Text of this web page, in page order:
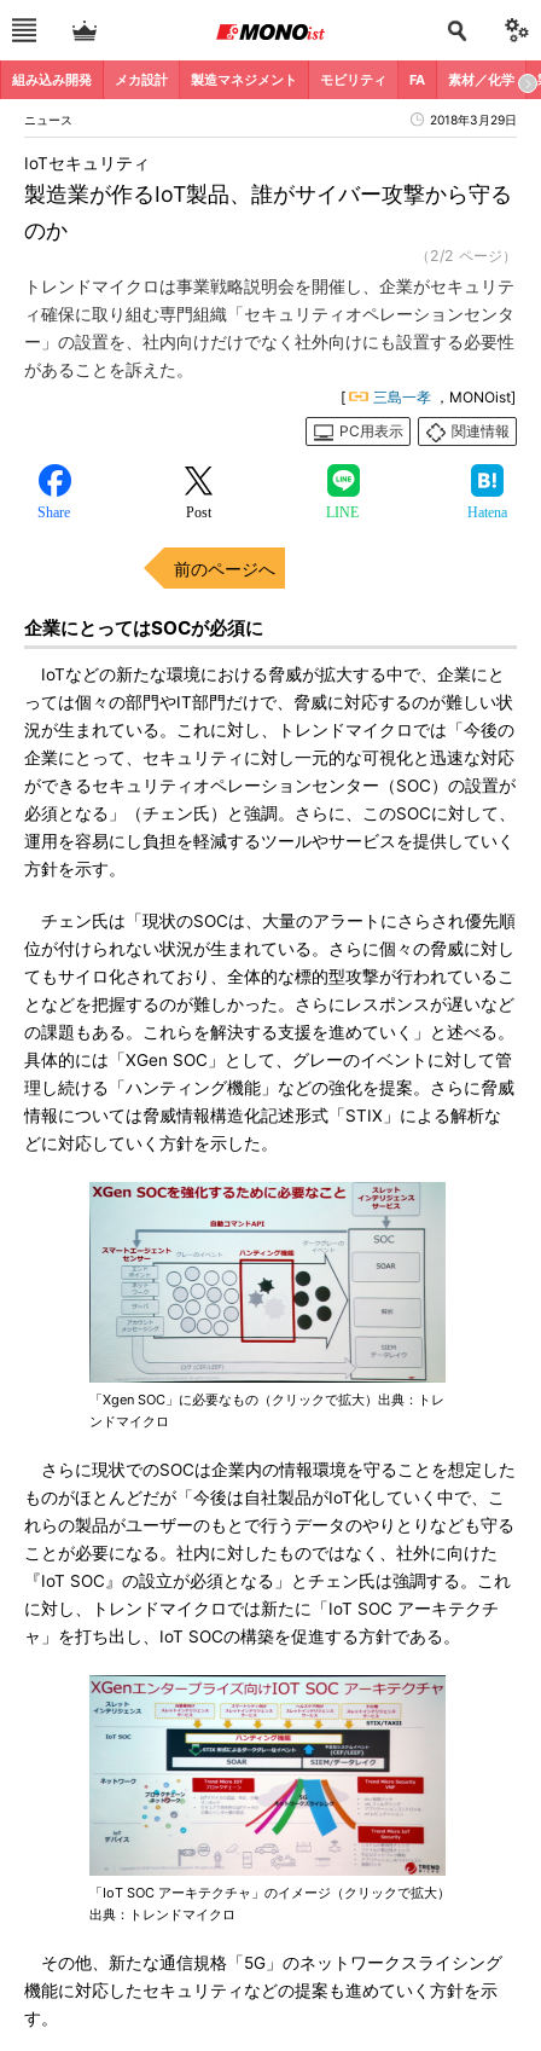
組み込み開発 メカ設計 製造マネジメント モビリティ FA 素材／化学
ニュース 2018年3月29日
製造業が作るIoT製品、誰がサイバー攻撃から守る
のか
IoTセキュリティ
（2/2 ページ）
トレンドマイクロは事業戦略説明会を開催し、企業がセキュリテ
ィ確保に取り組む専門組織「セキュリティオペレーションセンタ
ー」の設置を、社内向けだけでなく社外向けにも設置する必要性
があることを訴えた。
[ 三島一孝 ，MONOist]
PC用表示
関連情報
Share Post LINE Hatena
前のページへ
企業にとってはSOCが必須に
IoTなどの新たな環境における脅威が拡大する中で、企業にと
っては個々の部門やIT部門だけで、脅威に対応するのが難しい状
況が生まれている。これに対し、トレンドマイクロでは「今後の
企業にとって、セキュリティに対し一元的な可視化と迅速な対応
ができるセキュリティオペレーションセンター（SOC）の設置が
必須となる」（チェン氏）と強調。さらに、このSOCに対して、
運用を容易にし負担を軽減するツールやサービスを提供していく
方針を示す。
チェン氏は「現状のSOCは、大量のアラートにさらされ優先順
位が付けられない状況が生まれている。さらに個々の脅威に対し
てもサイロ化されており、全体的な標的型攻撃が行われているこ
となどを把握するのが難しかった。さらにレスポンスが遅いなど
の課題もある。これらを解決する支援を進めていく」と述べる。
具体的には「XGen SOC」として、グレーのイベントに対して管
理し続ける「ハンティング機能」などの強化を提案。さらに脅威
情報については脅威情報構造化記述形式「STIX」による解析な
どに対応していく方針を示した。
「Xgen SOC」に必要なもの（クリックで拡大）出典：トレ
ンドマイクロ
さらに現状でのSOCは企業内の情報環境を守ることを想定した
ものがほとんどだが「今後は自社製品がIoT化していく中で、こ
れらの製品がユーザーのもとで行うデータのやりとりなども守る
ことが必要になる。社内に対したものではなく、社外に向けた
『IoT SOC』の設立が必須となる」とチェン氏は強調する。これ
に対し、トレンドマイクロでは新たに「IoT SOC アーキテクチ
ャ」を打ち出し、IoT SOCの構築を促進する方針である。
「IoT SOC アーキテクチャ」のイメージ（クリックで拡大）
出典：トレンドマイクロ
その他、新たな通信規格「5G」のネットワークスライシング
機能に対応したセキュリティなどの提案も進めていく方針を示
す。